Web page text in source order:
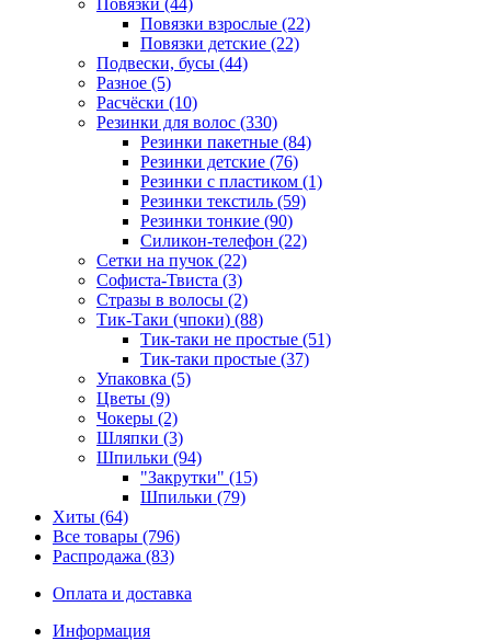
Повязки взрослые (22)
Повязки детские (22)
Подвески, бусы (44)
Разное (5)
Расчёски (10)
Резинки для волос (330)
Резинки пакетные (84)
Резинки детские (76)
Резинки с пластиком (1)
Резинки текстиль (59)
Резинки тонкие (90)
Силикон-телефон (22)
Сетки на пучок (22)
Софиста-Твиста (3)
Стразы в волосы (2)
Тик-Таки (чпоки) (88)
Тик-таки не простые (51)
Тик-таки простые (37)
Упаковка (5)
Цветы (9)
Чокеры (2)
Шляпки (3)
Шпильки (94)
"Закрутки" (15)
Шпильки (79)
Хиты (64)
Все товары (796)
Распродажа (83)
Оплата и доставка
Информация